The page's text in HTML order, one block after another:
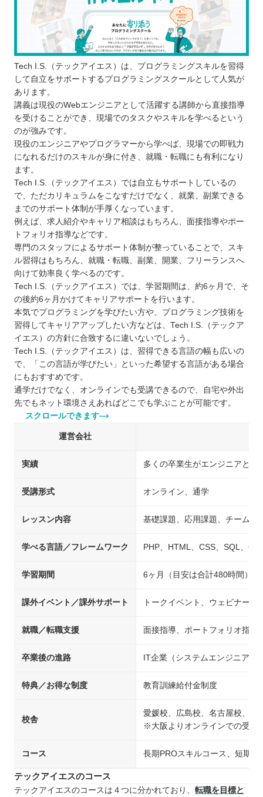
学習を無理なく続けられるか考える
プログラミングを学ぶ目的をはっきりさせ
学びやすい環境かチェックする
鹿児島で自分に合ったプログラムスクールを選ぼ
う！
自分の住んでるエリアでプログラミングスクールを
探したい⭐️
北海道 / 東北
関東
近畿
中国
四国
九州 / 沖縄
Tech I.S.（テックアイエス）は、プログラミングスキルを習得
して自立をサポートするプログラミングスクールとして人気が
あります。
講義は現役のWebエンジニアとして活躍する講師から直接指導
を受けることができ、現場でのタスクやスキルを学べるという
のが強みです。
現役のエンジニアやプログラマーから学べば、現場での即戦力
になれるだけのスキルが身に付き、就職・転職にも有利になり
ます。
Tech I.S.（テックアイエス）では自立もサポートしているの
で、ただカリキュラムをこなすだけでなく、就業、副業できる
までのサポート体制が手厚くなっています。
例えば、求人紹介やキャリア相談はもちろん、面接指導やポー
トフォリオ指導などです。
専門のスタッフによるサポート体制が整っていることで、スキ
ル習得はもちろん、就職・転職、副業、開業、フリーランスへ
向けて効率良く学べるのです。
Tech I.S.（テックアイエス）では、学習期間は、約6ヶ月で、そ
の後約6ヶ月かけてキャリアサポートを行います。
本気でプログラミングを学びたい方や、プログラミング技術を
習得してキャリアアップしたい方などは、Tech I.S.（テックア
イエス）の方針に合致するに違いないでしょう。
Tech I.S.（テックアイエス）は、習得できる言語の幅も広いの
で、「この言語が学びたい」といった希望する言語がある場合
にもおすすめです。
通学だけでなく、オンラインでも受講できるので、自宅や外出
先でもネット環境さえあればどこでも学ぶことが可能です。
スクロールできます
運営会社
実績 多くの卒業生がエンジニアとし
受講形式 オンライン、通学
レッスン内容 基礎課題、応用課題、チーム開
学べる言語／フレームワーク PHP、HTML、CSS、SQL、
学習期間 6ヶ月（目安は合計480時間）
課外イベント／課外サポート トークイベント、ウェビナー、
就職／転職支援 面接指導、ポートフォリオ指導
卒業後の進路 IT企業（システムエンジニア
特典／お得な制度 教育訓練給付金制度
校舎
愛媛校、広島校、名古屋校、島
※大阪よりオンラインでの受講
コース 長期PROスキルコース、短期
テックアイエスのコース
テックアイエスのコースは４つに分かれており、 転職を目標と